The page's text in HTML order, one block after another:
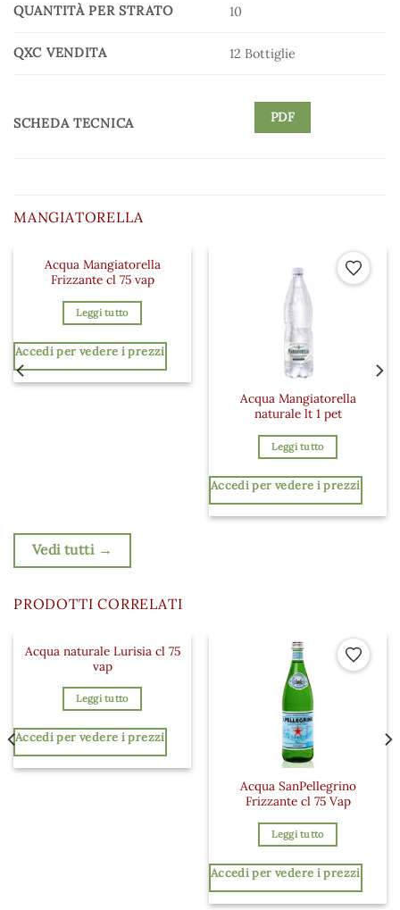
QUANTITÀ PER STRATO 10
QXC VENDITA 12 Bottiglie
SCHEDA TECNICA PDF
MANGIATORELLA
Aggiungi ai preferiti
Acqua Mangiatorella
Frizzante cl 75 vap
Leggi tutto
Accedi per vedere i prezzi
Acqua Mangiatorella
naturale lt 1 pet
Leggi tutto
Accedi per vedere i prezzi
ai preferiti
Vedi tutti →
PRODOTTI CORRELATI
Aggiungi ai preferiti
Acqua naturale Lurisia cl 75
vap
Leggi tutto
Accedi per vedere i prezzi
Acqua SanPellegrino
Frizzante cl 75 Vap
Leggi tutto
Accedi per vedere i prezzi
ai preferiti